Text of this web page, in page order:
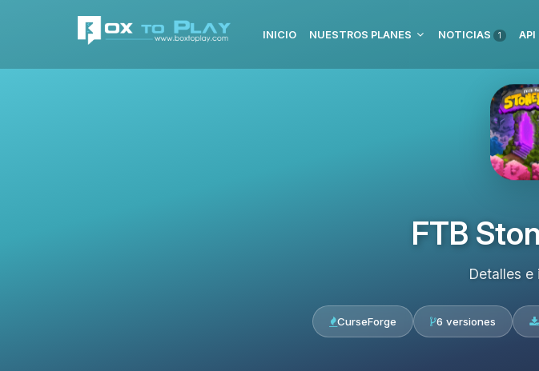
INICIO NUESTROS PLANES NOTICIAS 1 API
FTB
Detalles e
CurseForge 6 versiones